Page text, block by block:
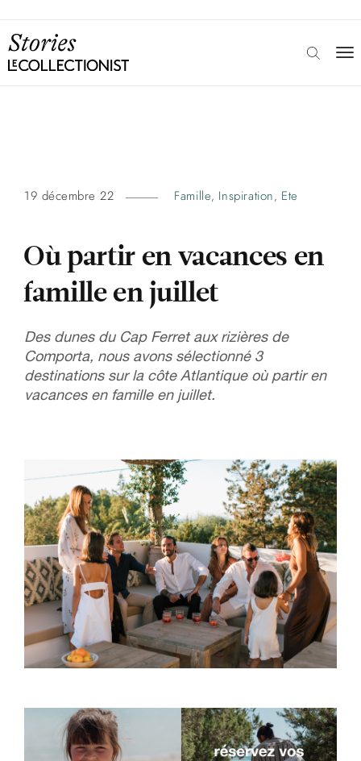
19 décembre 22 Famille, Inspiration, Ete
Où partir en vacances en
famille en juillet
Des dunes du Cap Ferret aux rizières de
Comporta, nous avons sélectionné 3
destinations sur la côte Atlantique où partir en
vacances en famille en juillet.